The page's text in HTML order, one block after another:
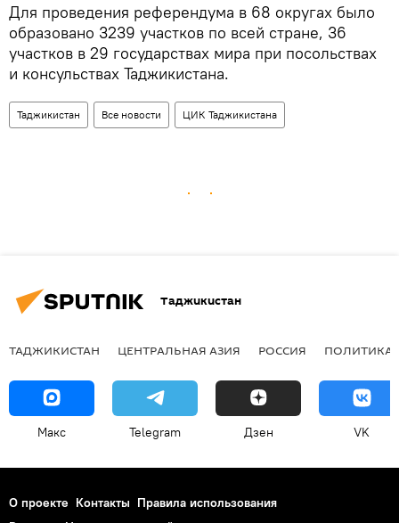
Для проведения референдума в 68 округах было
образовано 3239 участков по всей стране, 36
участков в 29 государствах мира при посольствах
и консульствах Таджикистана.
Таджикистан Все новости ЦИК Таджикистана
Таджикистан
ТАДЖИКИСТАН ЦЕНТРАЛЬНАЯ АЗИЯ РОССИЯ ПОЛИТИКА
Макс Telegram Дзен VK
О проекте Контакты Правила использования